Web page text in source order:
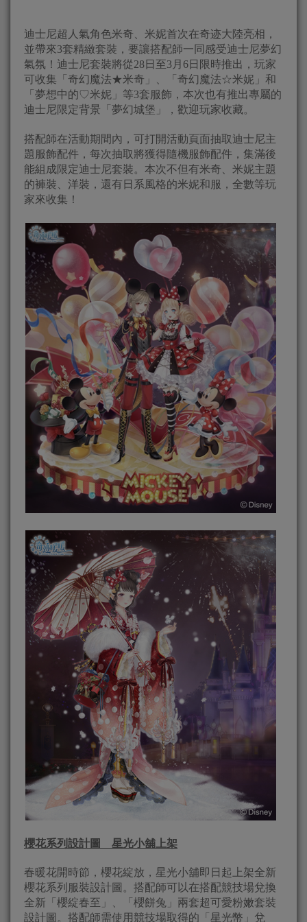
迪士尼超人氣角色米奇、米妮首次在奇迹大陸亮相，
並帶來3套精緻套裝，要讓搭配師一同感受迪士尼夢幻
氣氛！迪士尼套裝將從28日至3月6日限時推出，玩家
可收集「奇幻魔法★米奇」、「奇幻魔法☆米妮」和
「夢想中的♡米妮」等3套服飾，本次也有推出專屬的
迪士尼限定背景「夢幻城堡」，歡迎玩家收藏。
搭配師在活動期間內，可打開活動頁面抽取迪士尼主
題服飾配件，每次抽取將獲得隨機服飾配件，集滿後
能組成限定迪士尼套裝。本次不但有米奇、米妮主題
的褲裝、洋裝，還有日系風格的米妮和服，全數等玩
家來收集！
櫻花系列設計圖 星光小舖上架
春暖花開時節，櫻花綻放，星光小舖即日起上架全新
櫻花系列服裝設計圖。搭配師可以在搭配競技場兌換
全新「櫻綻春至」、「櫻餅兔」兩套超可愛粉嫩套裝
設計圖。搭配師需使用競技場取得的「星光幣」兌